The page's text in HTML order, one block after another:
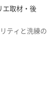
エ取材・後
ティと洗練の